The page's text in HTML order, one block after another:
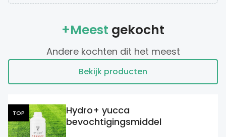
+Meest gekocht
Andere kochten dit het meest
Bekijk producten
TOP
Hydro+ yucca
bevochtigingsmiddel